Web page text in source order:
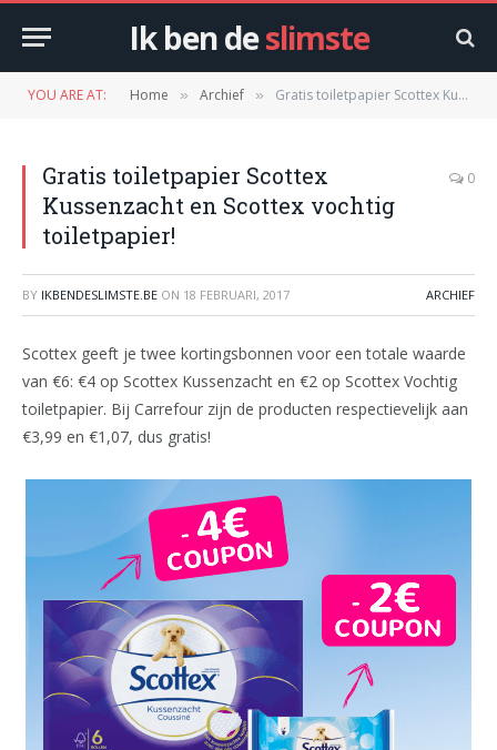
Ik ben deslimste
YOU ARE AT: Home » Archief » Gratis toiletpapier Scottex Kussenzacht en Scottex vochtig toiletpapier!
Gratis toiletpapier Scottex
Kussenzacht en Scottex vochtig
toiletpapier!
0
BY IKBENDESLIMSTE.BE ON 18 FEBRUARI, 2017 ARCHIEF
Scottex geeft je twee kortingsbonnen voor een totale waarde
van €6: €4 op Scottex Kussenzacht en €2 op Scottex Vochtig
toiletpapier. Bij Carrefour zijn de producten respectievelijk aan
€3,99 en €1,07, dus gratis!